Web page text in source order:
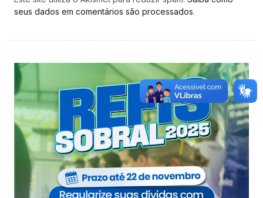
seus dados em comentários são processados.